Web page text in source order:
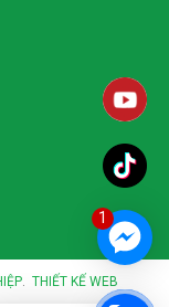
. THIẾT KẾ WEB
1